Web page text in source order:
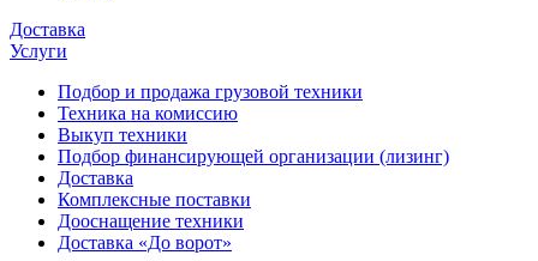
Доставка
Услуги
Подбор и продажа грузовой техники
Техника на комиссию
Выкуп техники
Подбор финансирующей организации (лизинг)
Доставка
Комплексные поставки
Дооснащение техники
Доставка «До ворот»